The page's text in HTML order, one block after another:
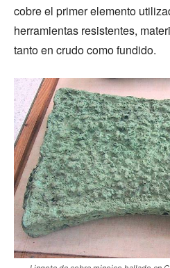
cobre el primer elemento
herramientas resistentes,
tanto en crudo como fundido.